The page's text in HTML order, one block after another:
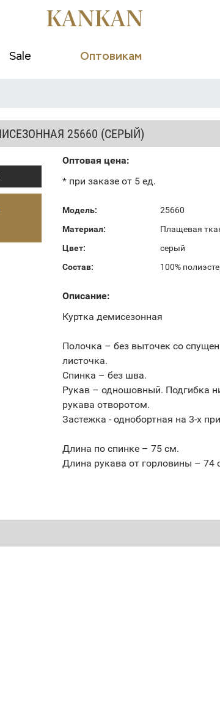
Sale Оптовикам
25660 (СЕРЫЙ)
Оптовая цена:
* при заказе от 5 ед.
Модель:
25660
Материал:
Плащевая
Цвет:
серый
Состав:
100%
Описание:
Куртка демисезонная
Полочка – без выточек со
листочка.
Спинка – без шва.
Рукав – одношовный. Подгибка
рукава отворотом.
Застежка - однобортная на 3-х
Длина по спинке – 75 см.
Длина рукава от горловины – 74